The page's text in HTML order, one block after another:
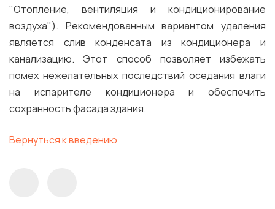
"Отопление, вентиляция и кондиционирование
воздуха"). Рекомендованным вариантом удаления
является слив конденсата из кондиционера и
канализацию. Этот способ позволяет избежать
помех нежелательных последствий оседания влаги
на испарителе кондиционера и обеспечить
сохранность фасада здания.
Вернуться к введению